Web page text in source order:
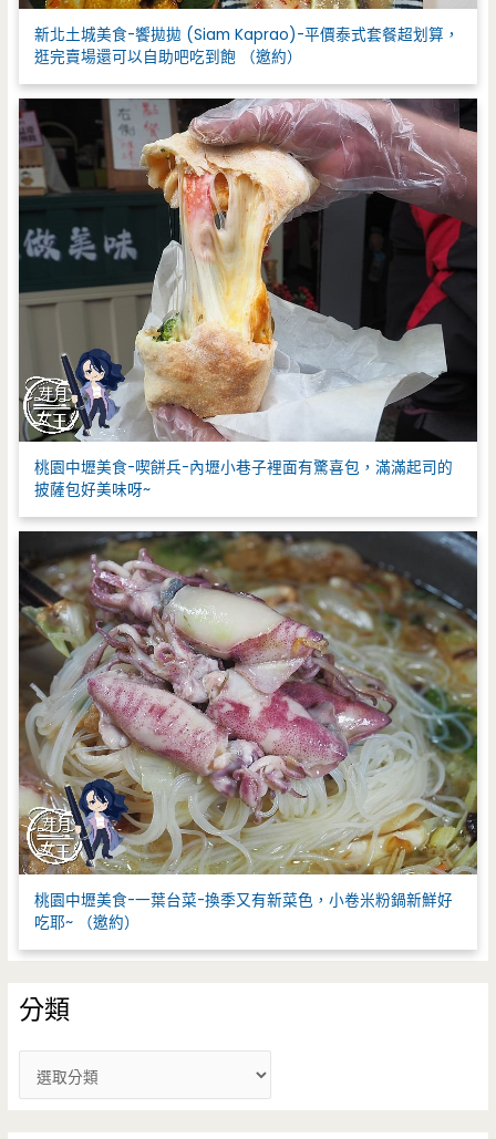
新北土城美食-饗拋拋 (Siam Kaprao)-平價泰式套餐超划算，
逛完賣場還可以自助吧吃到飽 （邀約）
桃園中壢美食-喫餅兵-內壢小巷子裡面有驚喜包，滿滿起司的
披薩包好美味呀~
桃園中壢美食-一葉台菜-換季又有新菜色，小卷米粉鍋新鮮好
吃耶~ （邀約）
分類
類